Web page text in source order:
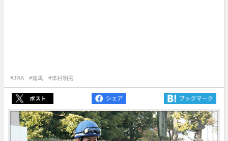
#JRA #落馬 #津村明秀